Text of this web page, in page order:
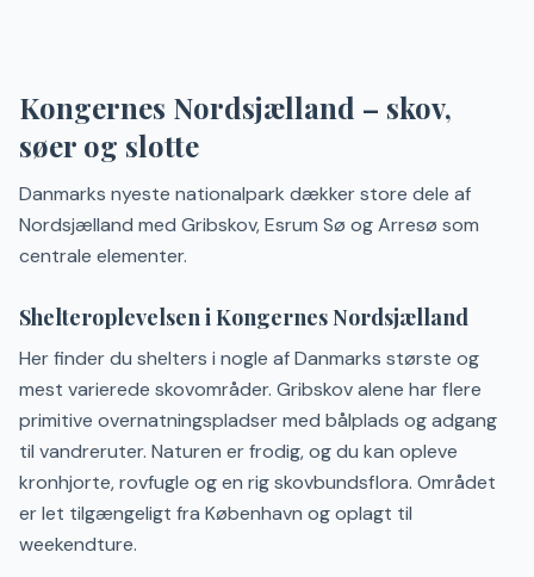
Kongernes Nordsjælland – skov,
søer og slotte
Danmarks nyeste nationalpark dækker store dele af
Nordsjælland med Gribskov, Esrum Sø og Arresø som
centrale elementer.
Shelteroplevelsen i Kongernes Nordsjælland
Her finder du shelters i nogle af Danmarks største og
mest varierede skovområder. Gribskov alene har flere
primitive overnatningspladser med bålplads og adgang
til vandreruter. Naturen er frodig, og du kan opleve
kronhjorte, rovfugle og en rig skovbundsflora. Området
er let tilgængeligt fra København og oplagt til
weekendture.